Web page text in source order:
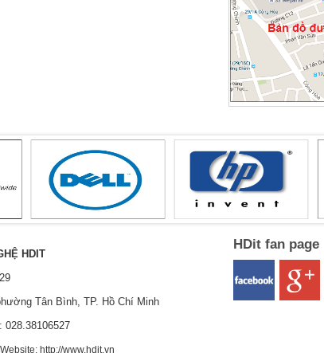
HDIT
Tân Bình, TP. Hồ Chí Minh
028.38106527
http://www.hdit.vn
HDit fan page